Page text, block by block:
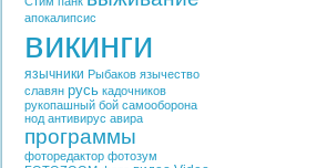
апокалипсис
викинги
язычники Рыбаков язычество
славян русь кадочников
рукопашный бой самооборона
нод антивирус авира
программы
фоторедактор фотозум